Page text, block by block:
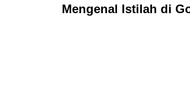
Mengenal Istilah di